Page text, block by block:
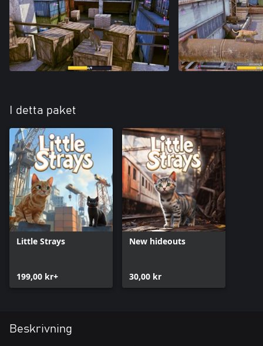
I detta paket
Little Strays
199,00 kr+
New hideouts
30,00 kr
Beskrivning